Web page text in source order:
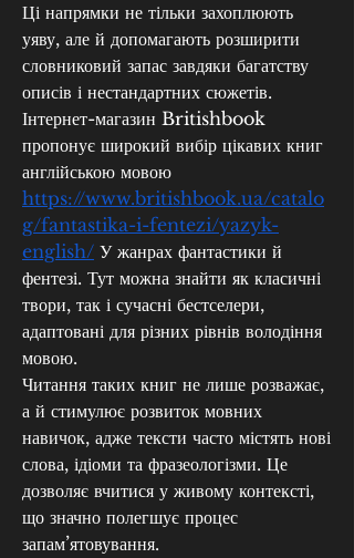
Ці напрямки не тільки захоплюють
уяву, але й допомагають розширити
словниковий запас завдяки багатству
описів і нестандартних сюжетів.
Інтернет-магазин Britishbook
пропонує широкий вибір цікавих книг
https://www.britishbook.ua/catalo
g/fantastika-i-fentezi/yazyk-
english/ У жанрах фантастики й
фентезі. Тут можна знайти як класичні
твори, так і сучасні бестселери,
адаптовані для різних рівнів володіння
мовою.
Читання таких книг не лише розважає,
а й стимулює розвиток мовних
навичок, адже тексти часто містять нові
слова, ідіоми та фразеологізми. Це
дозволяє вчитися у живому контексті,
що значно полегшує процес
запам’ятовування.